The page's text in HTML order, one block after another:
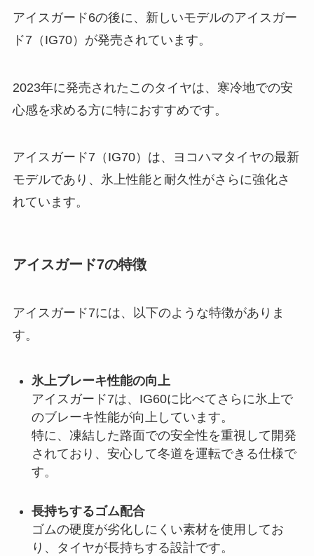
アイスガード6の後に、新しいモデルのアイスガー
ド7（IG70）が発売されています。
2023年に発売されたこのタイヤは、寒冷地での安
心感を求める方に特におすすめです。
アイスガード7（IG70）は、ヨコハマタイヤの最新
モデルであり、氷上性能と耐久性がさらに強化さ
れています。
アイスガード7の特徴
アイスガード7には、以下のような特徴がありま
す。
氷上ブレーキ性能の向上
アイスガード7は、IG60に比べてさらに氷上で
のブレーキ性能が向上しています。
特に、凍結した路面での安全性を重視して開発
されており、安心して冬道を運転できる仕様で
す。
長持ちするゴム配合
ゴムの硬度が劣化しにくい素材を使用してお
り、タイヤが長持ちする設計です。